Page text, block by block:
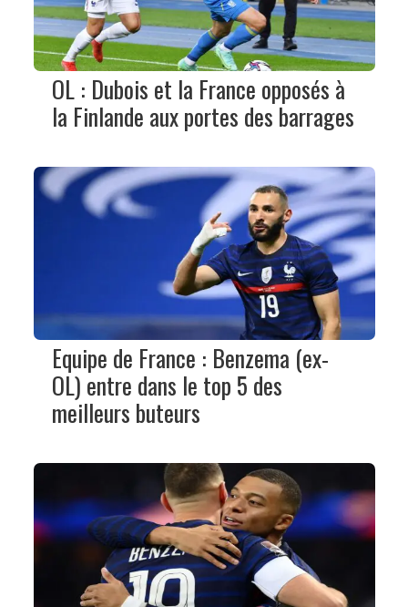
OL : Dubois et la France opposés à
la Finlande aux portes des barrages
Equipe de France : Benzema (ex-
OL) entre dans le top 5 des
meilleurs buteurs